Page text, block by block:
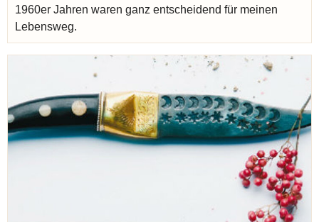
1960er Jahren waren ganz entscheidend für meinen
Lebensweg.